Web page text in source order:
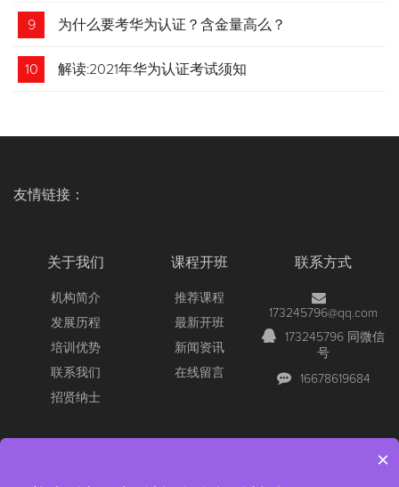
9 为什么要考华为认证？含金量高么？
10 解读:2021年华为认证考试须知
友情链接：
关于我们
机构简介
发展历程
培训优势
联系我们
招贤纳士
课程开班
推荐课程
最新开班
新闻资讯
在线留言
联系方式
173245796@qq.com
173245796 同微信
号
16678619684
×